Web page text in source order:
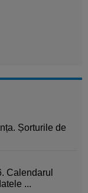
Șorturile de
Calendarul
...